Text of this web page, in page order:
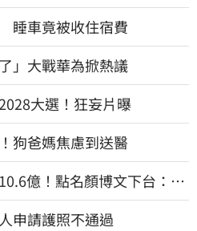
睡車竟被收住宿費
」大戰華為掀熱議
大選！狂妄片曝
狗爸媽焦慮到送醫
億！點名顏博文下台：為
申請護照不通過